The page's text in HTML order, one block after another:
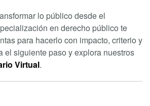
lo público desde el
en derecho público te
para hacerlo con impacto, criterio y
el siguiente paso y explora nuestros
Virtual.